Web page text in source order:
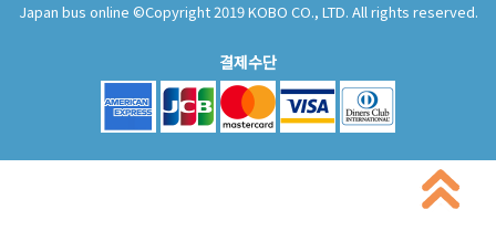
Japan bus online ©Copyright 2019 KOBO CO., LTD. All rights reserved.
결제수단